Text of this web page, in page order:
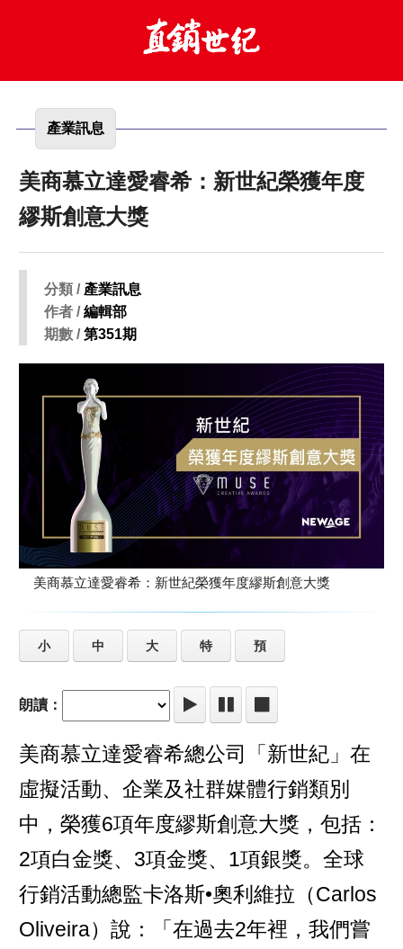
產業訊息
美商慕立達愛睿希：新世紀榮獲年度
繆斯創意大獎
分類 / 產業訊息
作者 /編輯部
期數 /第351期
美商慕立達愛睿希：新世紀榮獲年度繆斯創意大獎
小 中 大 特 預
朗讀：
美商慕立達愛睿希總公司「新世紀」在
虛擬活動、企業及社群媒體行銷類別
中，榮獲6項年度繆斯創意大獎，包括：
2項白金獎、3項金獎、1項銀獎。全球
行銷活動總監卡洛斯•奧利維拉（Carlos
Oliveira）說：「在過去2年裡，我們嘗